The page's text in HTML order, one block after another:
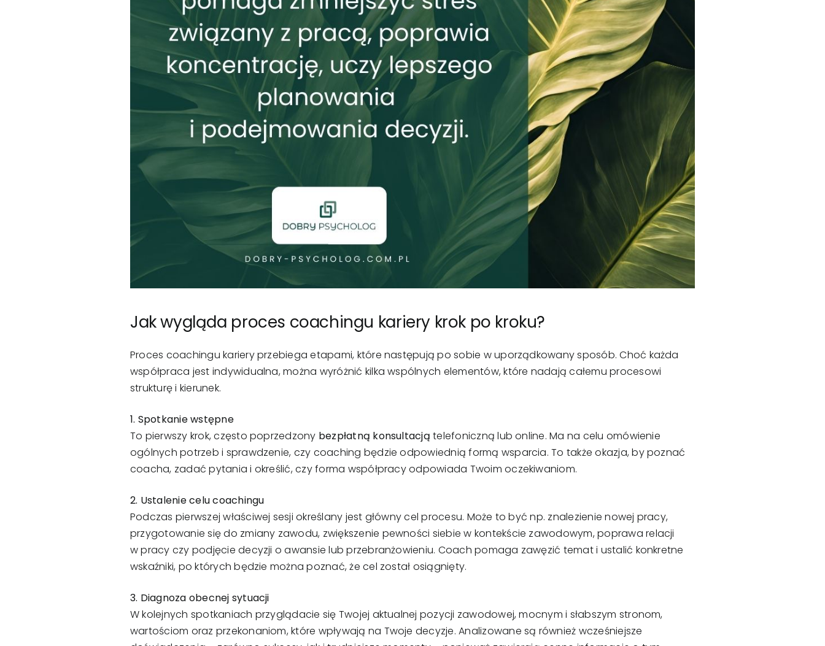
Jak wygląda proces coachingu kariery krok po kroku?
Proces coachingu kariery przebiega etapami, które następują po sobie w uporządkowany sposób. Choć każda
współpraca jest indywidualna, można wyróżnić kilka wspólnych elementów, które nadają całemu procesowi
strukturę i kierunek.
1. Spotkanie wstępne
To pierwszy krok, często poprzedzony bezpłatną konsultacją telefoniczną lub online. Ma na celu omówienie
ogólnych potrzeb i sprawdzenie, czy coaching będzie odpowiednią formą wsparcia. To także okazja, by poznać
coacha, zadać pytania i określić, czy forma współpracy odpowiada Twoim oczekiwaniom.
2. Ustalenie celu coachingu
Podczas pierwszej właściwej sesji określany jest główny cel procesu. Może to być np. znalezienie nowej pracy,
przygotowanie się do zmiany zawodu, zwiększenie pewności siebie w kontekście zawodowym, poprawa relacji
w pracy czy podjęcie decyzji o awansie lub przebranżowieniu. Coach pomaga zawęzić temat i ustalić konkretne
wskaźniki, po których będzie można poznać, że cel został osiągnięty.
3. Diagnoza obecnej sytuacji
W kolejnych spotkaniach przyglądacie się Twojej aktualnej pozycji zawodowej, mocnym i słabszym stronom,
wartościom oraz przekonaniom, które wpływają na Twoje decyzje. Analizowane są również wcześniejsze